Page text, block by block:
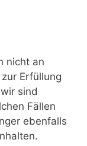
nicht an
Erfüllung
sind
Fällen
ebenfalls